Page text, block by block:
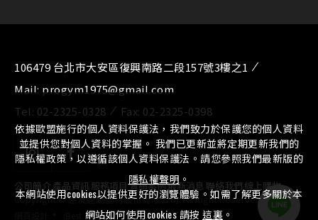
106479 台北市大安區復興南路二段157號3樓之1
Mail: progym1975@gmail.com
Tel: 02-2325-0328 Fax: 02-2325-0398
公司簡介產品資訊 服務項目⁄實績案例⁄最新消息 聯絡我們 線上購物
Copyright © 惠友運動器材股份有限公司. All Right Reserved.
依據歐盟施行的個人資料保護法，我們致力於保護您的個人資料
並提供您對個人資料的掌握。 我們已更新並將定期更新我們的
隱私權政策，以遵循該個人資料保護法。請您參照我們最新版的
隱私權聲明 。
本網站使用cookies以提供更好的瀏覽體驗。如需了解更多關於本
網站如何使用cookies 請按 這裏 。